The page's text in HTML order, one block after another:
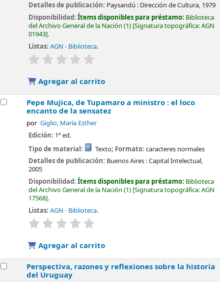
Detalles de publicación: Paysandú : Dirección de Cultura, 1979
Disponibilidad:Ítems disponibles para préstamo: Biblioteca
del Archivo General de la Nación (1) Signatura topográfica:AGN
01943 .
Listas: AGN - Biblioteca.
valoración
Agregar al carrito
Pepe Mujica, de Tupamaro a ministro : el loco
encanto de la sensatez
por Giglio, María Esther
Edición: 1ª ed.
Tipo de material:
Texto; Formato: caracteres normales
Detalles de publicación: Buenos Aires :Capital Intelectual,
2005
Disponibilidad:Ítems disponibles para préstamo: Biblioteca
del Archivo General de la Nación (1) Signatura topográfica:AGN
17568 .
Listas: AGN - Biblioteca.
valoración
Agregar al carrito
Perspectiva, razones y reflexiones sobre la historia
del Uruguay